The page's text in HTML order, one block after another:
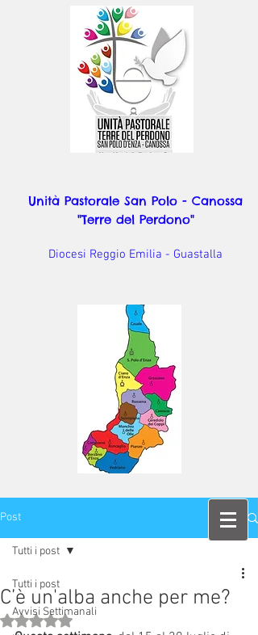
Unità Pastorale San Polo - Canossa
"Terre del Perdono"
Diocesi Reggio Emilia - Guastalla
Post
Tutti i post
Avvisi Settimanali
Tutti i post
C’è un'alba anche per me?
Valutazione NaN stelle su 5.